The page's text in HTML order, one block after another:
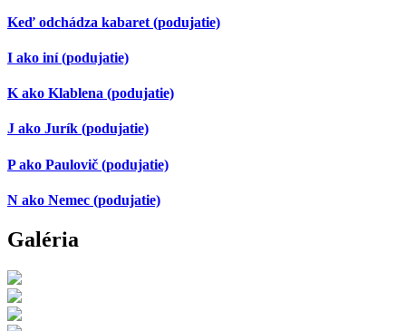
Keď odchádza kabaret (podujatie)
I ako iní(podujatie)
K ako Klablena (podujatie)
J ako Jurík (podujatie)
P ako Paulovič (podujatie)
N ako Nemec (podujatie)
Galéria